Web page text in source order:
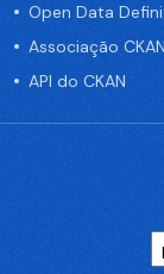
Open Data
Associação CKAN
API do CKAN